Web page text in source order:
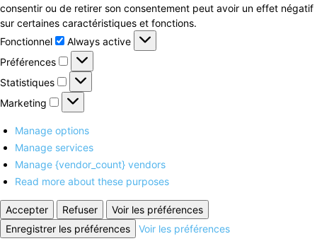
consentir ou de retirer son consentement peut avoir un effet négatif
sur certaines caractéristiques et fonctions.
Fonctionnel
Fonctionnel
Always active
Préférences
Préférences
Statistiques
Statistiques
Marketing
Marketing
Manage options
Manage services
Manage {vendor_count} vendors
Read more about these purposes
Accepter Refuser
Voir les préférences
Enregistrer les préférences
Voir les préférences